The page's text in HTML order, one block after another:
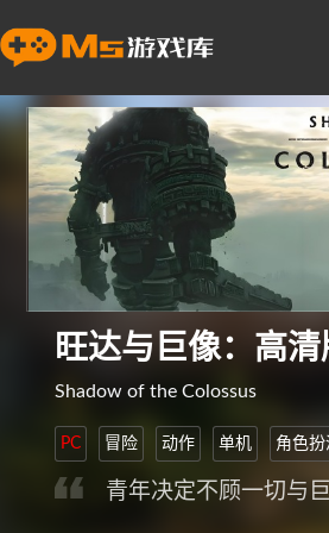
旺达与巨像：高清
Shadow of the Colossus
PC 冒险 动作 单机 角色扮
青年决定不顾一切与